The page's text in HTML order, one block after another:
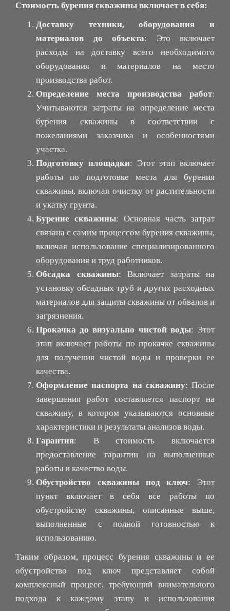
Стоимость бурения скважины включает в себя:
Доставку техники, оборудования и
материалов до объекта: Это включает
расходы на доставку всего необходимого
оборудования и материалов на место
производства работ.
Определение места производства работ:
Учитываются затраты на определение места
бурения скважины в соответствии с
пожеланиями заказчика и особенностями
участка.
Подготовку площадки: Этот этап включает
работы по подготовке места для бурения
скважины, включая очистку от растительности
и укатку грунта.
Бурение скважины: Основная часть затрат
связана с самим процессом бурения скважины,
включая использование специализированного
оборудования и труд работников.
Обсадка скважины: Включает затраты на
установку обсадных труб и других расходных
материалов для защиты скважины от обвалов и
загрязнения.
Прокачка до визуально чистой воды: Этот
этап включает работы по прокачке скважины
для получения чистой воды и проверки ее
качества.
Оформление паспорта на скважину: После
завершения работ составляется паспорт на
скважину, в котором указываются основные
характеристики и результаты анализов воды.
Гарантия: В стоимость включается
предоставление гарантии на выполненные
работы и качество воды.
Обустройство скважины под ключ: Этот
пункт включает в себя все работы по
обустройству скважины, описанные выше,
выполненные с полной готовностью к
использованию.
Таким образом, процесс бурения скважины и ее
обустройство под ключ представляет собой
комплексный процесс, требующий внимательного
подхода к каждому этапу и использования